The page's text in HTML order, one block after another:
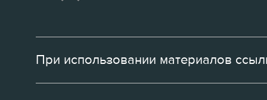
При использовании материалов